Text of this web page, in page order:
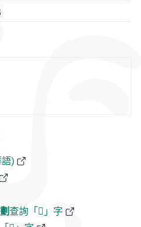
語)
查詢「𧱊」字